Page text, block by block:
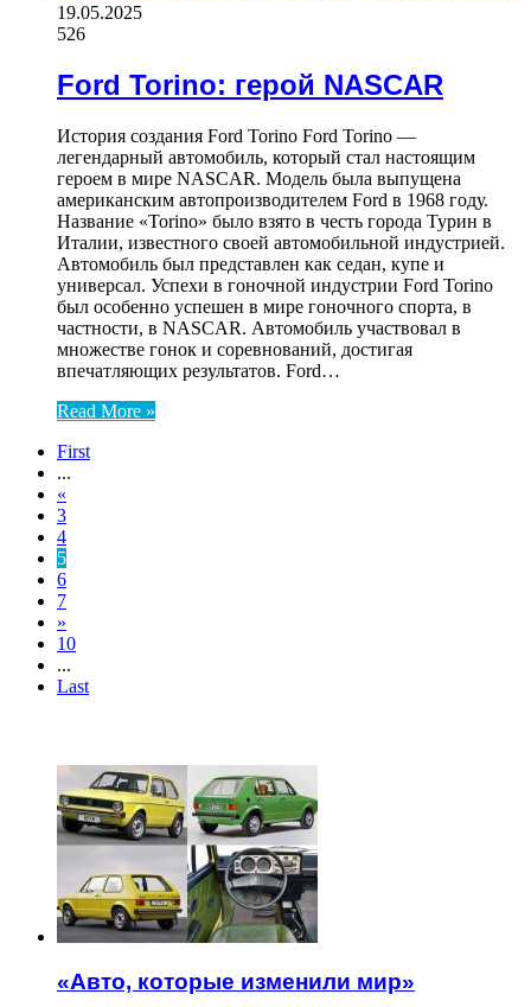
19.05.2025
526
Ford Torino: герой NASCAR
История создания Ford Torino Ford Torino —
легендарный автомобиль, который стал настоящим
героем в мире NASCAR. Модель была выпущена
американским автопроизводителем Ford в 1968 году.
Название «Torino» было взято в честь города Турин в
Италии, известного своей автомобильной индустрией.
Автомобиль был представлен как седан, купе и
универсал. Успехи в гоночной индустрии Ford Torino
был особенно успешен в мире гоночного спорта, в
частности, в NASCAR. Автомобиль участвовал в
множестве гонок и соревнований, достигая
впечатляющих результатов. Ford…
Read More »
First
...
«
3
4
5
6
7
»
10
...
Last
«Авто, которые изменили мир»